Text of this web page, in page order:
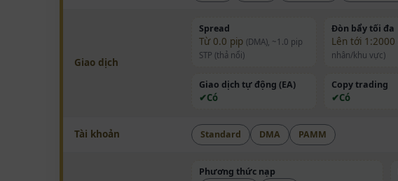
Giao dịch
Spread
Từ 0.0 pip (DMA), ~1.0 pip
STP (thả nổi)
Đòn bẩy tối đa
Lên tới 1:2000
nhân/khu vực)
Giao dịch tự động (EA)
Có
Copy trading
Có
Tài khoản Standard DMA PAMM
Phương thức nạp